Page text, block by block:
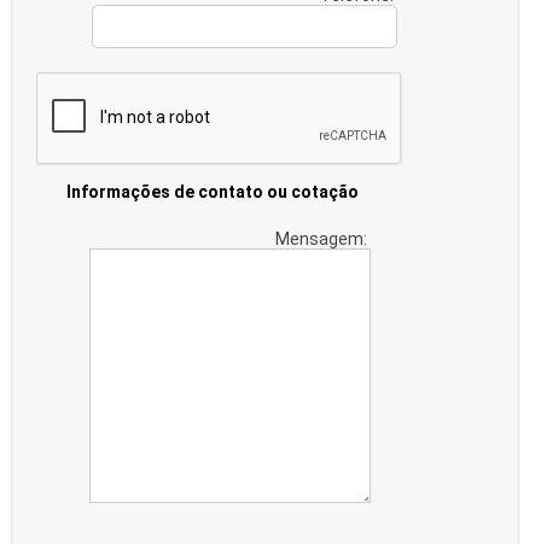
Informações de contato ou cotação
Mensagem: